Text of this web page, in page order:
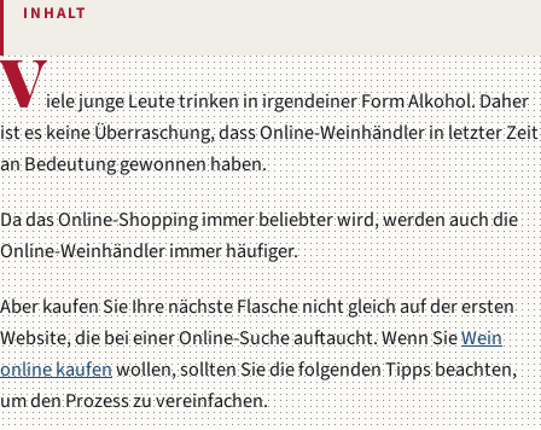
INHALT
Viele junge Leute trinken in irgendeiner Form Alkohol. Daher
ist es keine Überraschung, dass Online-Weinhändler in letzter Zeit
an Bedeutung gewonnen haben.
Da das Online-Shopping immer beliebter wird, werden auch die
Online-Weinhändler immer häufiger.
Aber kaufen Sie Ihre nächste Flasche nicht gleich auf der ersten
Website, die bei einer Online-Suche auftaucht. Wenn SieWein
online kaufenwollen, sollten Sie die folgenden Tipps beachten,
um den Prozess zu vereinfachen.